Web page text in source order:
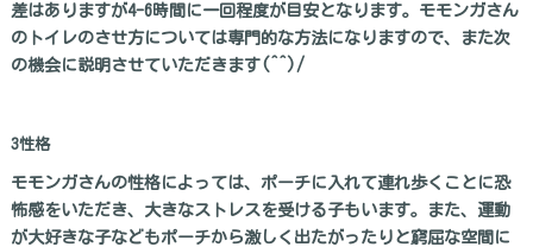
差はありますが4-6時間に一回程度が目安となります。モモンガさん
のトイレのさせ方については専門的な方法になりますので、また次
の機会に説明させていただきます(^^)/
3性格
モモンガさんの性格によっては、ポーチに入れて連れ歩くことに恐
怖感をいただき、大きなストレスを受ける子もいます。また、運動
が大好きな子などもポーチから激しく出たがったりと窮屈な空間に